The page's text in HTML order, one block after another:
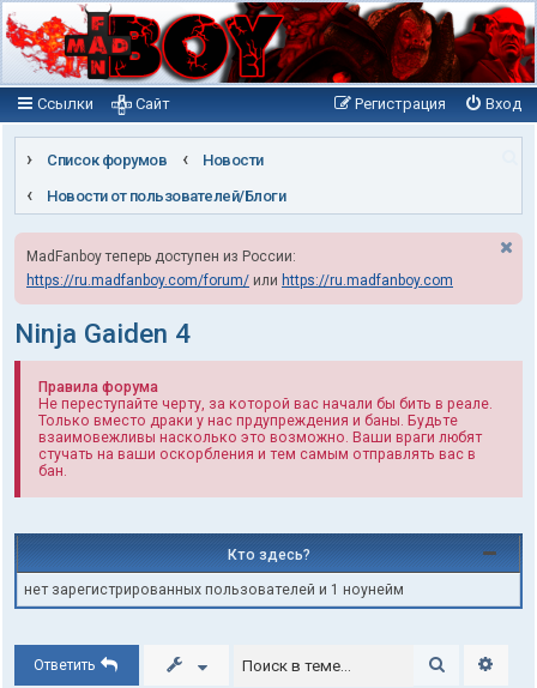
Ссылки Вход
Регистрация
Сайт
Список форумов
Новости
Новости от пользователей/Блоги
MadFanboy теперь доступен из России:
https://ru.madfanboy.com/forum/ или https://ru.madfanboy.com
Ninja Gaiden 4
Правила форума
Не переступайте черту, за которой вас начали бы бить в реале.
Только вместо драки у нас прдупреждения и баны. Будьте
взаимовежливы насколько это возможно. Ваши враги любят
стучать на ваши оскорбления и тем самым отправлять вас в
бан.
Кто здесь?
нет зарегистрированных пользователей и 1 ноунейм
Ответить Поиск